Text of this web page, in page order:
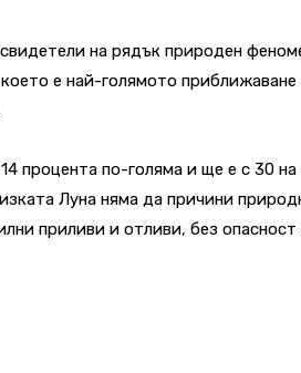
на рядък природен
е най-голямото приближаване
процента по-голяма и ще е с 30
Луна няма да причини
приливи и отливи, без